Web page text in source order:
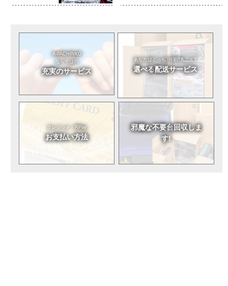
A-PACHINKO
ならではの
充実のサービス
あなたはどっち?分割?丸ごと?
選べる配送サービス
クレジット・RPay
お支払い方法
邪魔な不要台回収しま
す!